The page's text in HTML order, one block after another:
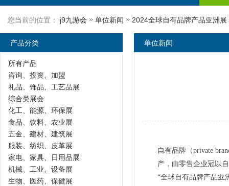
2024上海自有品牌展--2024上海oem 贴牌代加工展
您当前的位置： j9九游会 » 单位新闻 » 2024全球自有品牌产品亚洲展
单位新闻
自有品牌（private
产，由零售企业冠以
“全球自有品牌产品亚
产品分类
所有产品
咨询、投资、加盟
礼品、饰品、工艺品展
综合类展会
化工、能源、环保展
食品、饮料、农业展
五金、建材、建筑展
服装、纺织、皮革展
家电、家具、日用品展
机械、工业、设备展
生物、医药、保健展